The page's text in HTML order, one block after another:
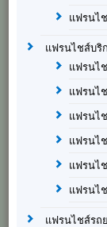
แฟรนไ
แฟรนไชส์บริ
แฟรนไ
แฟรนไ
แฟรนไ
แฟรนไ
แฟรนไ
แฟรนไ
แฟรนไชส์รถ